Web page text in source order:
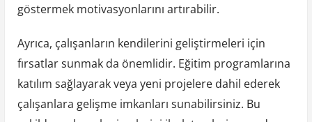
göstermek motivasyonlarını artırabilir.
Ayrıca, çalışanların kendilerini geliştirmeleri için
fırsatlar sunmak da önemlidir. Eğitim programlarına
katılım sağlayarak veya yeni projelere dahil ederek
çalışanlara gelişme imkanları sunabilirsiniz. Bu